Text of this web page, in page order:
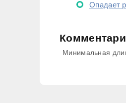
Опадает
Минимальная